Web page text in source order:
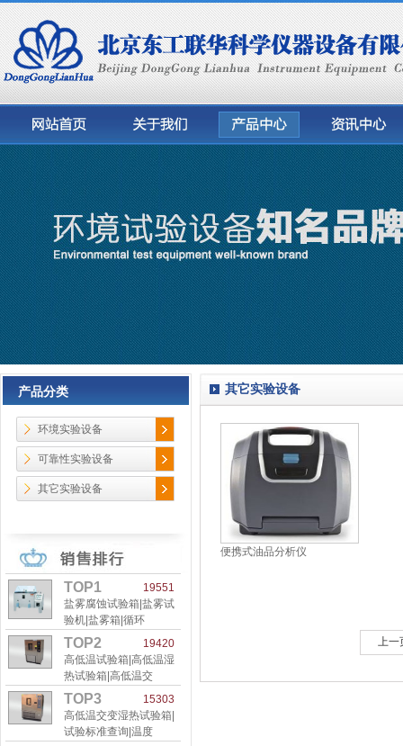
产品分类
环境实验设备
可靠性实验设备
其它实验设备
19551
TOP1
盐雾腐蚀试验箱|盐雾试
验机|盐雾箱|循环
19420
TOP2
高低温试验箱|高低温湿
热试验箱|高低温交
15303
TOP3
高低温交变湿热试验箱|
试验标准查询|温度
其它实验设备
便携式油品分析仪
上一